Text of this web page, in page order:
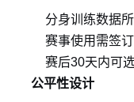
分身训练数据
赛事使用需签
赛后30天内可
公平性设计